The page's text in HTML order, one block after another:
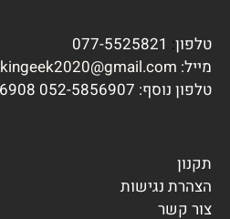
טלפון:
077-5525821
מייל: kingeek2020@gmail.com
טלפון נוסף:
052-5856907 0525856908
תקנון
הצהרת נגישות
צור קשר